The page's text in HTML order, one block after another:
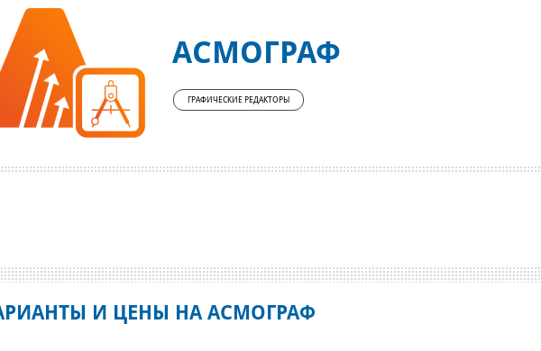
АСМОГРАФ
ГРАФИЧЕСКИЕ РЕДАКТОРЫ
И ЦЕНЫ НА АСМОГРАФ